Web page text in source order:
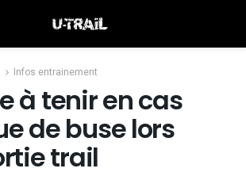
Infos entrainement
à tenir en cas
de buse lors
trail